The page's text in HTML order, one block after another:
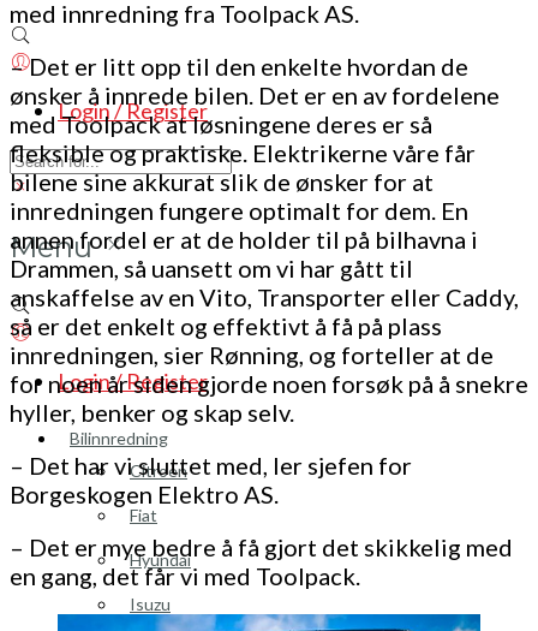
Login / Register
Menu
Login / Register
Bilinnredning
Citroen
Fiat
Hyundai
Isuzu
med innredning fra Toolpack AS.
– Det er litt opp til den enkelte hvordan de
ønsker å innrede bilen. Det er en av fordelene
med Toolpack at løsningene deres er så
fleksible og praktiske. Elektrikerne våre får
bilene sine akkurat slik de ønsker for at
innredningen fungere optimalt for dem. En
annen fordel er at de holder til på bilhavna i
Drammen, så uansett om vi har gått til
anskaffelse av en Vito, Transporter eller Caddy,
så er det enkelt og effektivt å få på plass
innredningen, sier Rønning, og forteller at de
for noen år siden gjorde noen forsøk på å snekre
hyller, benker og skap selv.
– Det har vi sluttet med, ler sjefen for
Borgeskogen Elektro AS.
– Det er mye bedre å få gjort det skikkelig med
en gang, det får vi med Toolpack.